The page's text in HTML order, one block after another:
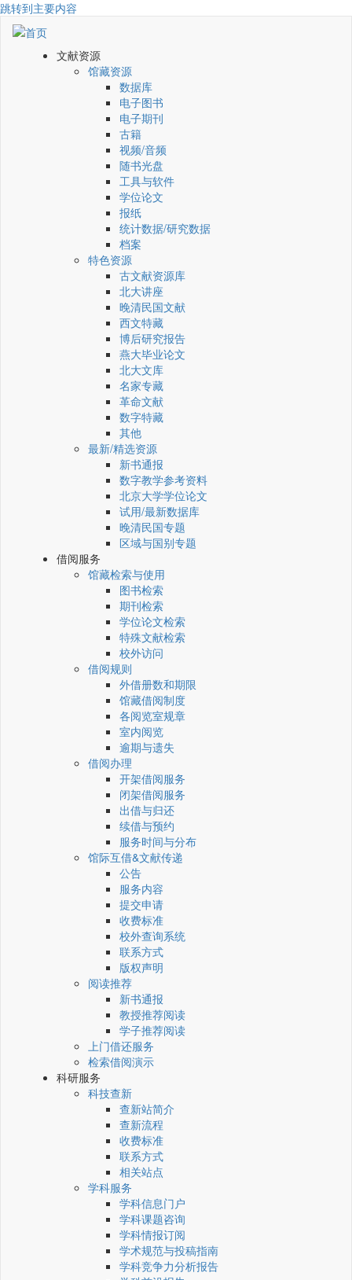
跳转到主要内容
文献资源
馆藏资源
数据库
电子图书
电子期刊
古籍
视频/音频
随书光盘
工具与软件
学位论文
报纸
统计数据/研究数据
档案
特色资源
古文献资源库
北大讲座
晚清民国文献
西文特藏
博后研究报告
燕大毕业论文
北大文库
名家专藏
革命文献
数字特藏
其他
最新/精选资源
新书通报
数字教学参考资料
北京大学学位论文
试用/最新数据库
晚清民国专题
区域与国别专题
借阅服务
馆藏检索与使用
图书检索
期刊检索
学位论文检索
特殊文献检索
校外访问
借阅规则
外借册数和期限
馆藏借阅制度
各阅览室规章
室内阅览
逾期与遗失
借阅办理
开架借阅服务
闭架借阅服务
出借与归还
续借与预约
服务时间与分布
馆际互借&文献传递
公告
服务内容
提交申请
收费标准
校外查询系统
联系方式
版权声明
阅读推荐
新书通报
教授推荐阅读
学子推荐阅读
上门借还服务
检索借阅演示
科研服务
科技查新
查新站简介
查新流程
收费标准
联系方式
相关站点
学科服务
学科信息门户
学科课题咨询
学科情报订阅
学术规范与投稿指南
学科竞争力分析报告